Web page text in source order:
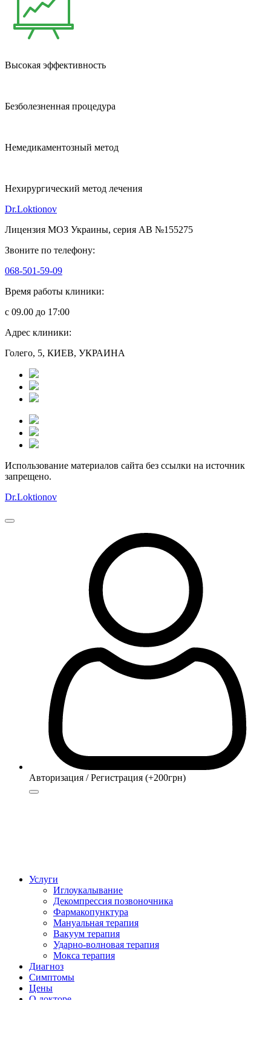
Высокая эффективность
Безболезненная процедура
Немедикаментозный метод
Нехирургический метод лечения
Dr.Loktionov
Лицензия МОЗ Украины, серия АВ №155275
Звоните по телефону:
068-501-59-09
Время работы клиники:
с 09.00 до 17:00
Адрес клиники:
Голего, 5, КИЕВ, УКРАИНА
Использование материалов сайта без ссылки на источник
запрещено.
Dr.Loktionov
Авторизация / Регистрация (+200грн)
Услуги
Иглоукалывание
Декомпрессия позвоночника
Фармакопунктура
Мануальная терапия
Вакуум терапия
Ударно-волновая терапия
Мокса терапия
Диагноз
Симптомы
Цены
О докторе